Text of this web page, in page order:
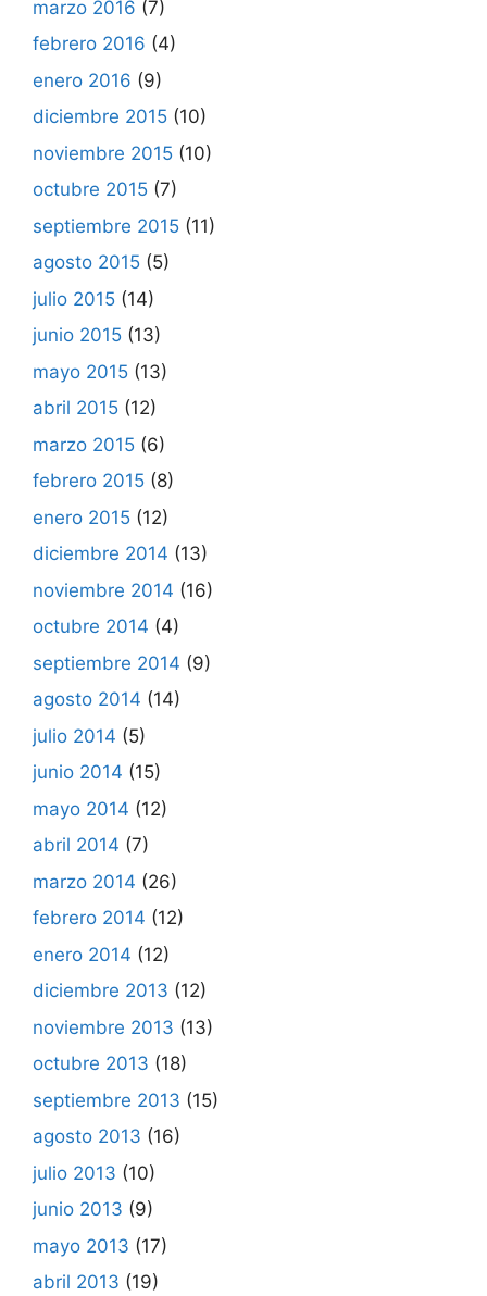
marzo 2016 (7)
febrero 2016 (4)
enero 2016 (9)
diciembre 2015 (10)
noviembre 2015 (10)
octubre 2015 (7)
septiembre 2015 (11)
agosto 2015 (5)
julio 2015 (14)
junio 2015 (13)
mayo 2015 (13)
abril 2015 (12)
marzo 2015 (6)
febrero 2015 (8)
enero 2015 (12)
diciembre 2014 (13)
noviembre 2014 (16)
octubre 2014 (4)
septiembre 2014 (9)
agosto 2014 (14)
julio 2014 (5)
junio 2014 (15)
mayo 2014 (12)
abril 2014 (7)
marzo 2014 (26)
febrero 2014 (12)
enero 2014 (12)
diciembre 2013 (12)
noviembre 2013 (13)
octubre 2013 (18)
septiembre 2013 (15)
agosto 2013 (16)
julio 2013 (10)
junio 2013 (9)
mayo 2013 (17)
abril 2013 (19)